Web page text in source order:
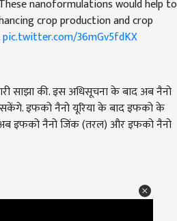
nanoformulations would help to
crop production and crop
pic.twitter.com/36mGv5fdKX
साझा की. इस अधिसूचना के बाद अब नैनो
सकेंगे. इफको नैनो यूरिया के बाद इफको के
इफको नैनो जिंक (तरल) और इफको नैनो